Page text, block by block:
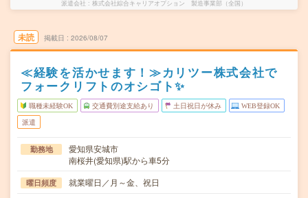
派遣会社 株式会社綜合キャリアオプション 製造事業部（全国）
未読 掲載日 2026/08/07
≪経験を活かせます！≫カリツー株式会社で
フォークリフトのオシゴト✨
職種未経験OK 交通費別途支給あり 土日祝日が休み WEB登録OK
派遣
勤務地
愛知県安城市
南桜井(愛知県)駅から車5分
曜日頻度 就業曜日／月～金、祝日